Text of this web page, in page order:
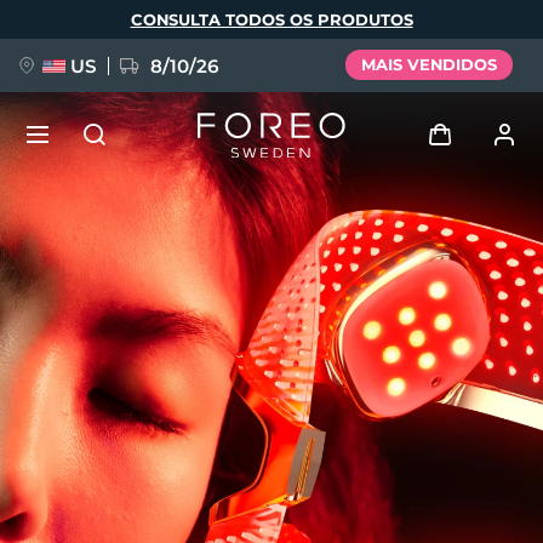
principal
CONSULTA TODOS OS PRODUTOS
US 8/10/26 MAIS VENDIDOS
Entrar
Perfil de usuário
Meus aparelhos
Meus pedidos
Meus endereços
As minhas subscrições
NOVIDADE
FAQ™ Pure Beauty-Tech Elixir
BREAKING NEWS
issa™ Teeth Whitening Set
Idioma
English Deutsch
Español
Français
Italiano
Português
Polski
Svenska
Русский
Türkçe
简体中文 繁體中文